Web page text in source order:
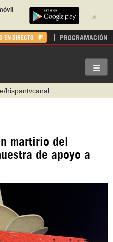
×
EN DIRECTO PROGRAMACIÓN
hispantvcanal
como: hispan_tv
Nexolatino.Canal
nexo_latino
martirio del
de apoyo a